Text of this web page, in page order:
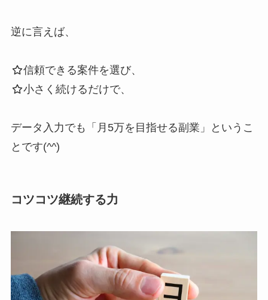
逆に言えば、
信頼できる案件を選び、
小さく続けるだけで、
データ入力でも「月5万を目指せる副業」というこ
とです(^^)
コツコツ継続する力